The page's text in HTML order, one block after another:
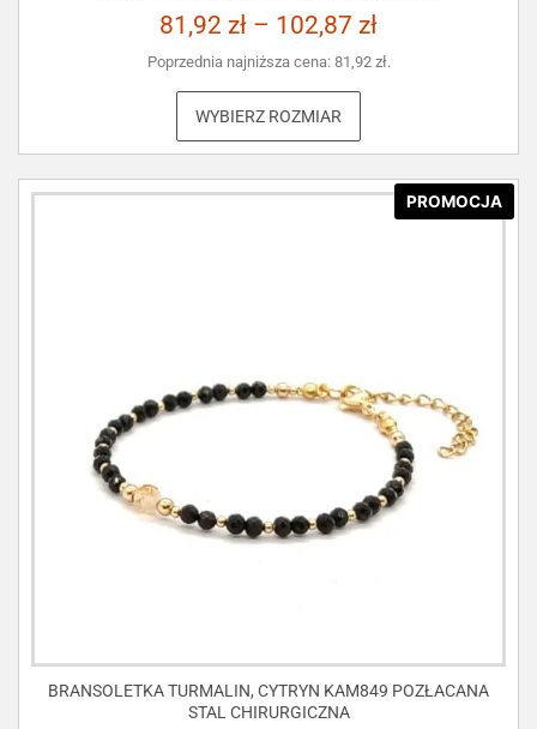
81,92 zł – 102,87 zł
Poprzednia najniższa cena: 81,92 zł.
WYBIERZ ROZMIAR
PROMOCJA
BRANSOLETKA TURMALIN, CYTRYN KAM849 POZŁACANA
STAL CHIRURGICZNA